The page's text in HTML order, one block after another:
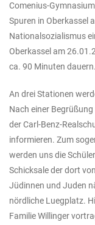
Comenius-
Spuren in Oberkassel
Nationalsozialismus
Oberkassel am
ca. 90 Minuten dauern.
An drei Stationen
Nach einer
der Carl-Benz-
informieren. Zum
werden uns die
Schicksale der dort
Jüdinnen und Juden
nördliche Luegplatz.
Familie Willinger